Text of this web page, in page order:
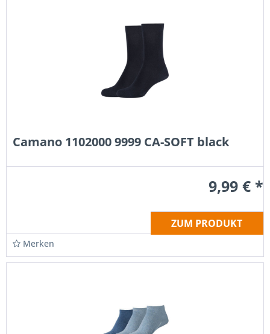
Camano 1102000 9999 CA-SOFT black
9,99 € *
ZUM PRODUKT
Merken